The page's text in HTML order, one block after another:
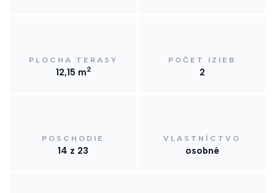
PLOCHA TERASY
12,15 m2
POČET IZIEB
2
POSCHODIE
14 z 23
VLASTNÍCTVO
osobné